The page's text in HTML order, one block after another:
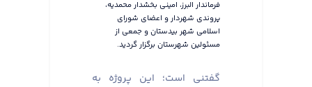
فرماندار البرز، امینی بخشدار محمدیه،
پروندی شهردار و اعضای شورای
اسلامی شهر بیدستان و جمعی از
مسئولین شهرستان برگزار گردید.
گفتنی است؛ این پروژه به